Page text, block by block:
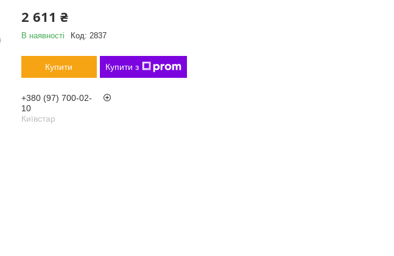
2 611 ₴
В наявності Код: 2837
Купити Купити з
+380 (97) 700-02-
10
Київстар